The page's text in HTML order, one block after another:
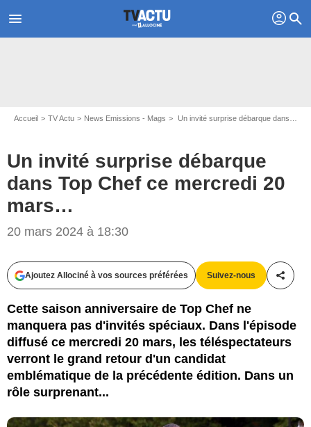
menu profil search
Accueil TV Actu News Emissions - Mags Un invité surprise débarque dans Top Chef ce mercredi 20 mars…
Un invité surprise débarque
dans Top Chef ce mercredi 20
mars…
20 mars 2024 à 18:30
Ajoutez Allociné à vos sources préférées Suivez-nous
Cette saison anniversaire de Top Chef ne
manquera pas d'invités spéciaux. Dans l'épisode
diffusé ce mercredi 20 mars, les téléspectateurs
verront le grand retour d'un candidat
emblématique de la précédente édition. Dans un
rôle surprenant...